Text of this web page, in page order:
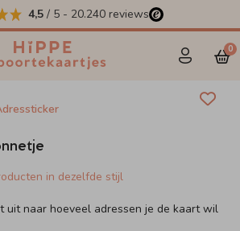
4,5 / 5 - 20.240 reviews
0
in dezelfde stijl
uit naar hoeveel adressen je de kaart wil